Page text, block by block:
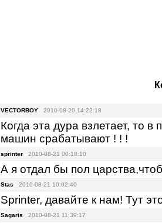
VECTORBOY 2010-08-20 14:22:18
Когда эта дура взлетает, то в
машин срабатывают ! ! !
sprinter 2010-08-21 00:18:10
А я отдал бы пол
Stas 2010-08-21 10:02:40
Sрrintеr, давайте к нам! Тут
Sagaris 2010-08-21 11:39:17